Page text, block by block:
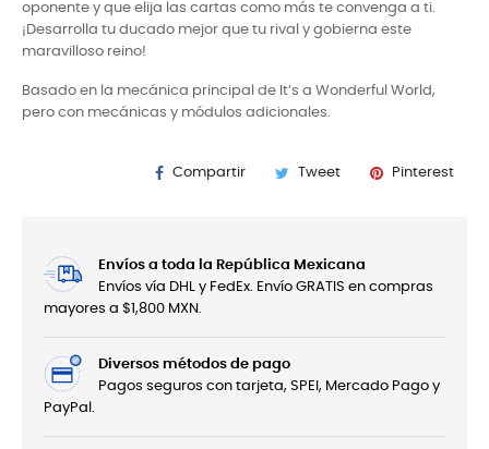
oponente y que elija las cartas como más te convenga a ti.
¡Desarrolla tu ducado mejor que tu rival y gobierna este
maravilloso reino!
Basado en la mecánica principal de It’s a Wonderful World,
pero con mecánicas y módulos adicionales.
Compartir Tweet Pinterest
Envíos a toda la República Mexicana
Envíos vía DHL y FedEx. Envío GRATIS en compras
mayores a $1,800 MXN.
Diversos métodos de pago
Pagos seguros con tarjeta, SPEI, Mercado Pago y
PayPal.